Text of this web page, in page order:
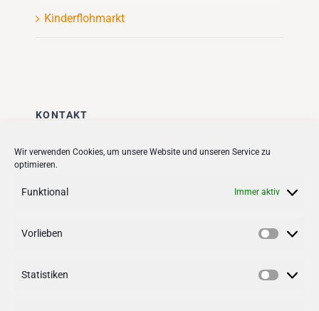
Wir verwenden Cookies, um unsere Website und unseren Service zu
optimieren.
Funktional Immer aktiv
Vorlieben
Statistiken
Kinderflohmarkt
KONTAKT
Stadt + Handel City- und
Quartiersmanagement
Follow us on